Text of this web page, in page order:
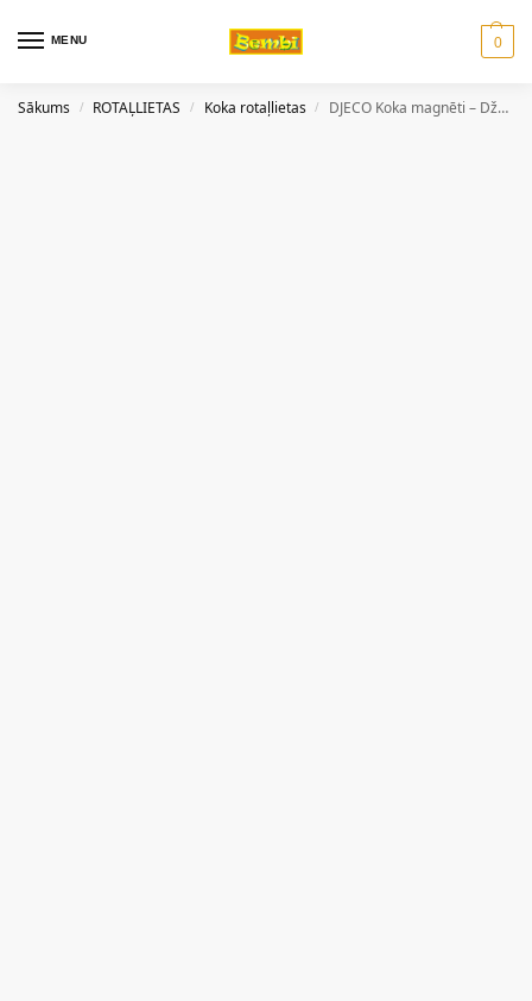
MENU 0
Sākums / ROTAĻLIETAS / Koka rotaļlietas / DJECO Koka magnēti – Džungļi